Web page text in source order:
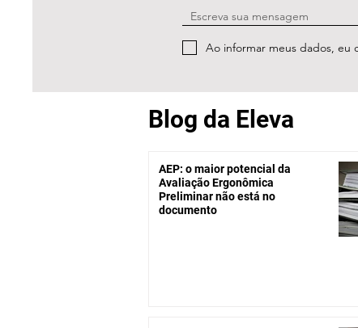
Ao informar meus dados, eu
Blog da Eleva
AEP: o maior potencial da
Avaliação Ergonômica
Preliminar não está no
documento